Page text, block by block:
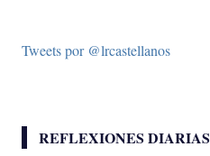
Tweets por @lrcastellanos
REFLEXIONES DIARIAS